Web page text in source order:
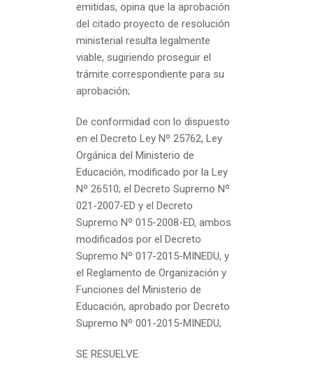
emitidas, opina que la aprobación
del citado proyecto de resolución
ministerial resulta legalmente
viable, sugiriendo proseguir el
trámite correspondiente para su
aprobación;
De conformidad con lo dispuesto
en el Decreto Ley Nº 25762, Ley
Orgánica del Ministerio de
Educación, modificado por la Ley
Nº 26510; el Decreto Supremo Nº
021-2007-ED y el Decreto
Supremo Nº 015-2008-ED, ambos
modificados por el Decreto
Supremo Nº 017-2015-MINEDU, y
el Reglamento de Organización y
Funciones del Ministerio de
Educación, aprobado por Decreto
Supremo Nº 001-2015-MINEDU;
SE RESUELVE: